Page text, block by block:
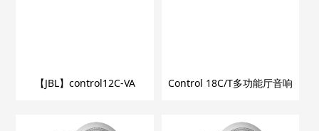
【JBL】control12C-VA Control 18C/T多功能厅音响